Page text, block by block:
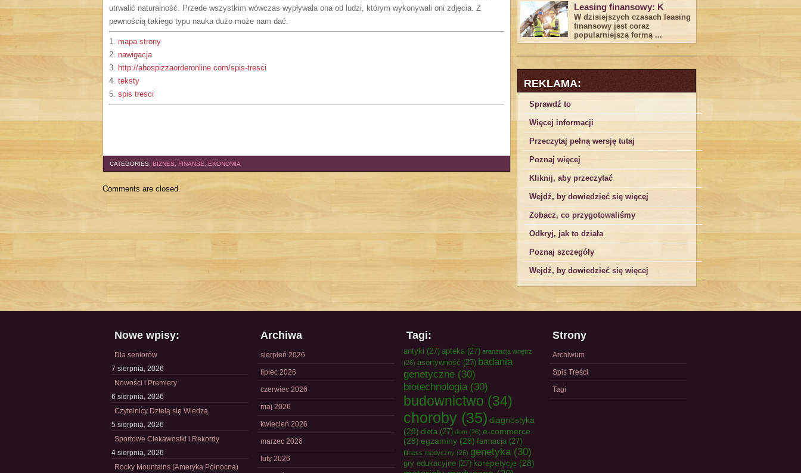
utrwalić naturalność. Przede wszystkim wówczas wypływała ona od ludzi, którym wykonywali oni zdjęcia. Z
pewnością takiego typu nauka dużo może nam dać.
1. mapa strony
2. nawigacja
3. http://abospizzaorderonline.com/spis-tresci
4. teksty
5. spis tresci
CATEGORIES: BIZNES, FINANSE, EKONOMIA
Comments are closed.
Leasing finansowy: K
W dzisiejszych czasach leasing ​
finansowy jest ⁢coraz
popularniejszą formą ...
REKLAMA:
Sprawdź to
Więcej informacji
Przeczytaj pełną wersję tutaj
Poznaj więcej
Kliknij, aby przeczytać
Wejdź, by dowiedzieć się więcej
Zobacz, co przygotowaliśmy
Odkryj, jak to działa
Poznaj szczegóły
Wejdź, by dowiedzieć się więcej
Nowe wpisy:
Dla seniorów
7 sierpnia, 2026
Nowości i Premiery
6 sierpnia, 2026
Czytelnicy Dzielą się Wiedzą
5 sierpnia, 2026
Sportowe Ciekawostki i Rekordy
4 sierpnia, 2026
Rocky Mountains (Ameryka Północna)
Archiwa
sierpień 2026
lipiec 2026
czerwiec 2026
maj 2026
kwiecień 2026
marzec 2026
luty 2026
Tagi:
antyki (27) apteka (27) aranżacja wnętrz
(26) asertywność (27) badania
genetyczne (30)
biotechnologia(30)
budownictwo (34)
choroby (35) diagnostyka
(28) dieta (27) dom (26) e-commerce
(28) egzaminy (28) farmacja (27)
fitness medyczny (26) genetyka(30)
gry edukacyjne (27) korepetycje (28)
Strony
Archiwum
Spis Treści
Tagi